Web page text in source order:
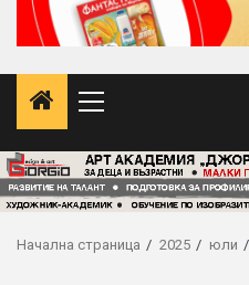
Primary
Начална страница 2025 юли